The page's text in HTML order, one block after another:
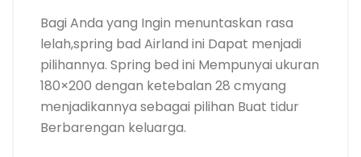
Bagi Anda yang Ingin menuntaskan rasa
lelah,spring bad Airland ini Dapat menjadi
pilihannya. Spring bed ini Mempunyai ukuran
180×200 dengan ketebalan 28 cmyang
menjadikannya sebagai pilihan Buat tidur
Berbarengan keluarga.